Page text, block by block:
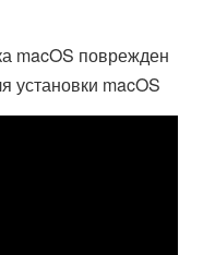
macOS поврежден
установки macOS